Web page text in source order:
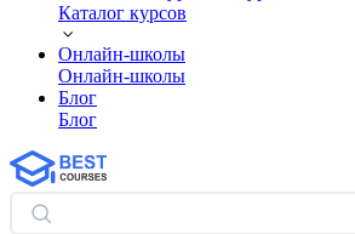
Каталог курсов
Онлайн-школы
Онлайн-школы
Блог
Блог